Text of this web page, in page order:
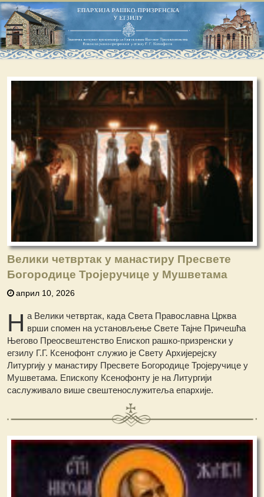
Велики четвртак у манастиру Пресвете
Богородице Тројеручице у Мушветама
април 10, 2026
Н а Велики четвртак, када Света Православна Црква
врши спомен на установљење Свете Тајне Причешћа
Његово Преосвештенство Епископ рашко-призренски у
егзилу Г.Г. Ксенофонт служио је Свету Архијерејску
Литургију у манастиру Пресвете Богородице Тројеручице у
Мушветама. Епископу Ксенофонту је на Литургији
саслуживало више свештенослужитеља епархије.